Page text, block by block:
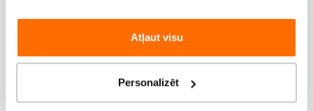
Atļaut visu
Personalizēt
Saņemt 15 minūtes ilgu tiešsaistes
konsultāciju, kuras laikā varēsi aprunāties ar